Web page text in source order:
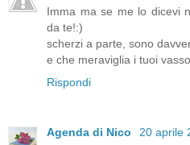
Imma ma se me lo dicevi
da te!:)
scherzi a parte, sono
e che meraviglia i tuoi
Rispondi
Agenda di Nico
20 aprile